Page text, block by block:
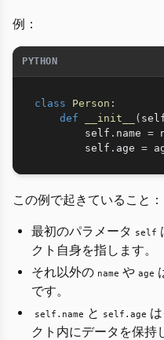
例：
PYTHON
class Person :
def
__init__ (
        self
. name =
        self
. age =
この例で起きていること：
最初のパラメータ self
クト自身を指します。
それ以外の name や age
です。
self.name と self.age
クト内にデータを保持